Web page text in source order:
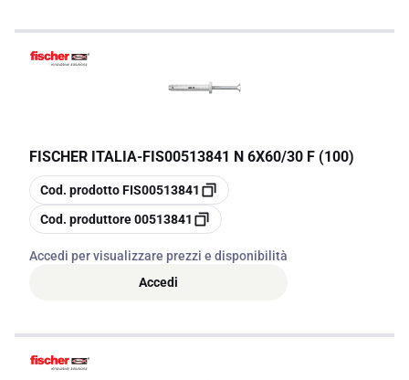
FISCHER ITALIA-FIS00513841 N 6X60/30 F (100)
copia
Cod. prodottoFIS00513841
copia
Cod. produttore00513841
Accedi per visualizzare prezzi e disponibilità
Accedi